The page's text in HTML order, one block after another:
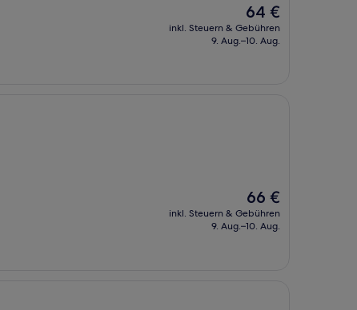
Der
Preis
beträgt
64 €
inkl. Steuern & Gebühren
9. Aug.–10. Aug.
Der
Preis
beträgt
66 €
inkl. Steuern & Gebühren
9. Aug.–10. Aug.